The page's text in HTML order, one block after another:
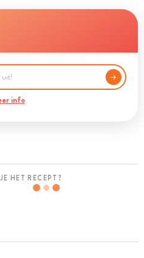
info
HET RECEPT?